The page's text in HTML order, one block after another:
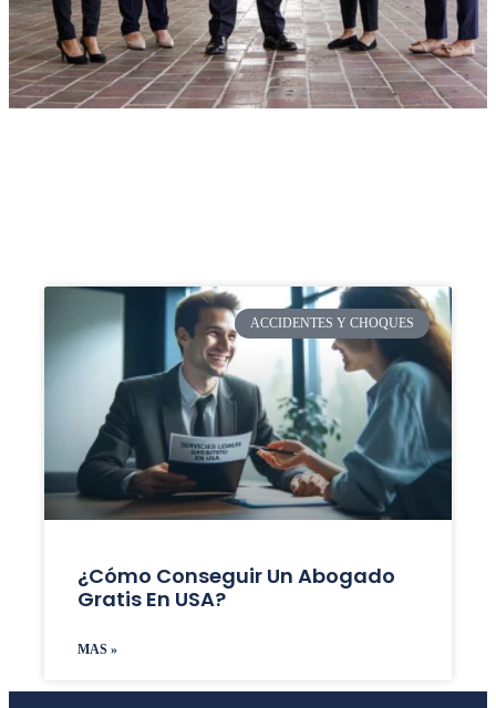
ACCIDENTES Y CHOQUES
¿Cómo Conseguir Un Abogado
Gratis En USA?
MAS »